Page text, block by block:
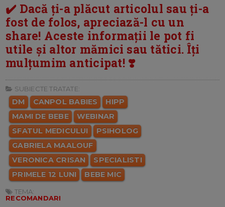
✔️ Dacă ți-a plăcut articolul sau ți-a
fost de folos, apreciază-l cu un
share! Aceste informații le pot fi
utile și altor mămici sau tătici. Îți
mulțumim anticipat! ❣️
SUBIECTE TRATATE:
DM CANPOL BABIES
HIPP
MAMI DE BEBE
WEBINAR
SFATUL MEDICULUI
PSIHOLOG
GABRIELA MAALOUF
VERONICA CRISAN
SPECIALISTI
PRIMELE 12 LUNI
BEBE MIC
TEMA:
RECOMANDARI